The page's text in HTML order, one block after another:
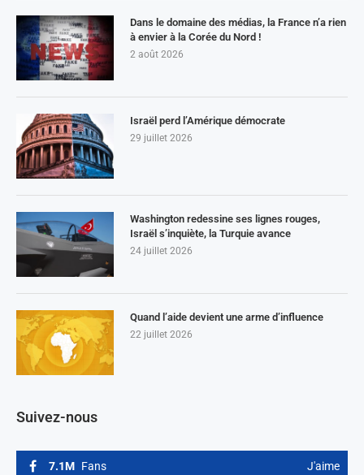
Dans le domaine des médias, la France n’a rien
à envier à la Corée du Nord !
2 août 2026
Israël perd l’Amérique démocrate
29 juillet 2026
Washington redessine ses lignes rouges,
Israël s’inquiète, la Turquie avance
24 juillet 2026
Quand l’aide devient une arme d’influence
22 juillet 2026
Suivez-nous
7.1M Fans J'aime